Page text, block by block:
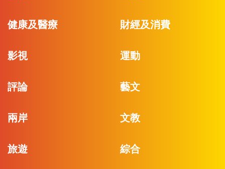
健康及醫療 財經及消費
影視 運動
評論 藝文
兩岸 文教
旅遊 綜合